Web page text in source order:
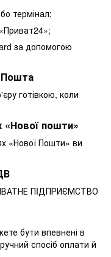
термінал;
за допомогою
Пошта
готівкою, коли
«Нової пошти»
«Нової Пошти» ви
ПIДПРИЄМСТВО
бути впевнені в
спосіб оплати й